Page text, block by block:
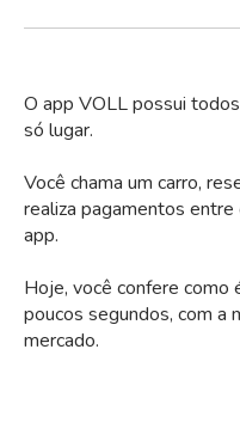
O app VOLL possui
só lugar.
Você chama um carro,
realiza pagamentos
app.
Hoje, você confere como
poucos segundos, com a
mercado.